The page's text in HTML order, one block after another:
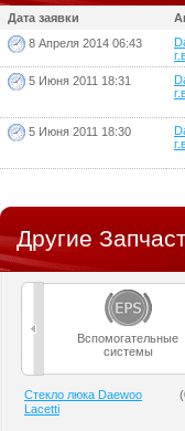
Дата заявки
8 Апреля 2014 06:43
5 Июня 2011 18:31
5 Июня 2011 18:30
Другие
Вспомогательные
системы
Cтекло люка Daewoo
Lacetti
(